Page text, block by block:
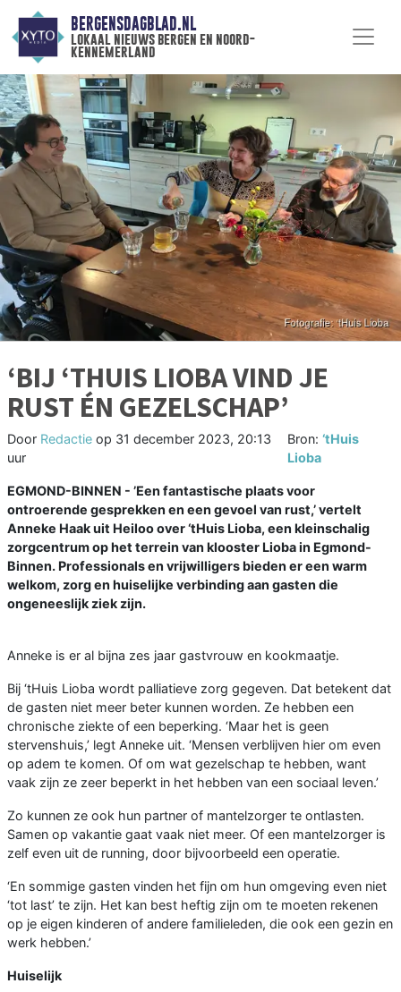
BERGENSDAGBLAD.NL
lokaal nieuws bergen en noord-
kennemerland
‘BIJ ‘THUIS LIOBA VIND JE
RUST ÉN GEZELSCHAP’
Door Redactie op 31 december 2023, 20:13
uur
Bron:‘tHuis
Lioba
EGMOND-BINNEN - ’Een fantastische plaats voor
ontroerende gesprekken en een gevoel van rust,’ vertelt
Anneke Haak uit Heiloo over ‘tHuis Lioba, een kleinschalig
zorgcentrum op het terrein van klooster Lioba in Egmond-
Binnen. Professionals en vrijwilligers bieden er een warm
welkom, zorg en huiselijke verbinding aan gasten die
ongeneeslijk ziek zijn.
Anneke is er al bijna zes jaar gastvrouw en kookmaatje.
Bij ‘tHuis Lioba wordt palliatieve zorg gegeven. Dat betekent dat
de gasten niet meer beter kunnen worden. Ze hebben een
chronische ziekte of een beperking. ‘Maar het is geen
stervenshuis,’ legt Anneke uit. ‘Mensen verblijven hier om even
op adem te komen. Of om wat gezelschap te hebben, want
vaak zijn ze zeer beperkt in het hebben van een sociaal leven.’
Zo kunnen ze ook hun partner of mantelzorger te ontlasten.
Samen op vakantie gaat vaak niet meer. Of een mantelzorger is
zelf even uit de running, door bijvoorbeeld een operatie.
‘En sommige gasten vinden het fijn om hun omgeving even niet
‘tot last’ te zijn. Het kan best heftig zijn om te moeten rekenen
op je eigen kinderen of andere familieleden, die ook een gezin en
werk hebben.’
Huiselijk